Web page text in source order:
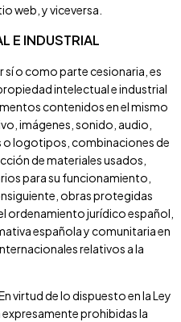
web, y viceversa.
E INDUSTRIAL
sí o como parte cesionaria, es
intelectual e industrial
contenidos en el mismo
imágenes, sonido, audio,
logotipos, combinaciones de
de materiales usados,
para su funcionamiento,
obras protegidas
ordenamiento jurídico español,
española y comunitaria en
relativos a la
virtud de lo dispuesto en la Ley
prohibidas la